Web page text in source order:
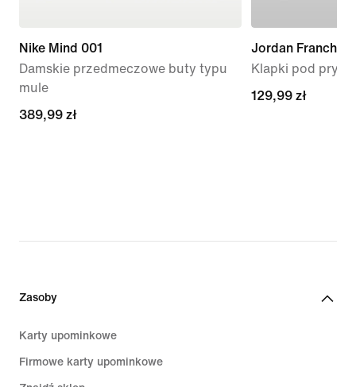
Nike Mind 001
Damskie przedmeczowe buty typu
mule
389,99 zł
389,99 zł
Jordan Franchise
Klapki pod
129,99 zł
129,99 zł
Zasoby
Karty upominkowe
Firmowe karty upominkowe